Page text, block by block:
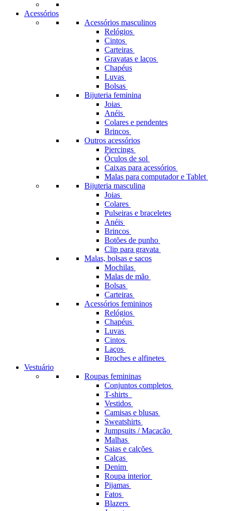
Acessórios
Acessórios masculinos
Relógios
Cintos
Carteiras
Gravatas e laços
Chapéus
Luvas
Bolsas
Bijuteria feminina
Joias
Anéis
Colares e pendentes
Brincos
Outros acessórios
Piercings
Óculos de sol
Caixas para acessórios
Malas para computador e Tablet
Bijuteria masculina
Joias
Colares
Pulseiras e braceletes
Anéis
Brincos
Botões de punho
Clip para gravata
Malas, bolsas e sacos
Mochilas
Malas de mão
Bolsas
Carteiras
Acessórios femininos
Relógios
Chapéus
Luvas
Cintos
Laços
Broches e alfinetes
Vestuário
Roupas femininas
Conjuntos completos
T-shirts
Vestidos
Camisas e blusas
Sweatshirts
Jumpsuits / Macacão
Malhas
Saias e calções
Calças
Denim
Roupa interior
Pijamas
Fatos
Blazers